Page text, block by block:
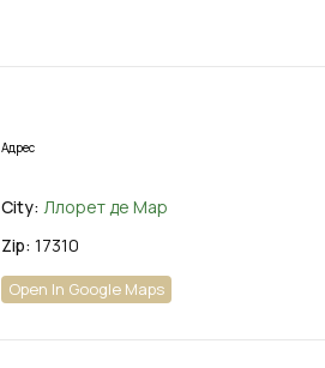
Адрес
City: Ллорет де Мар
Zip: 17310
Open In Google Maps